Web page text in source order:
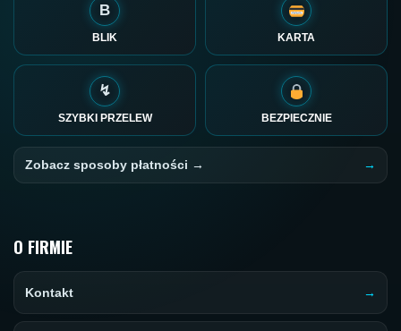
B
BLIK KARTA
↯
SZYBKI PRZELEW BEZPIECZNIE
Zobacz sposoby płatności →
O FIRMIE
Kontakt